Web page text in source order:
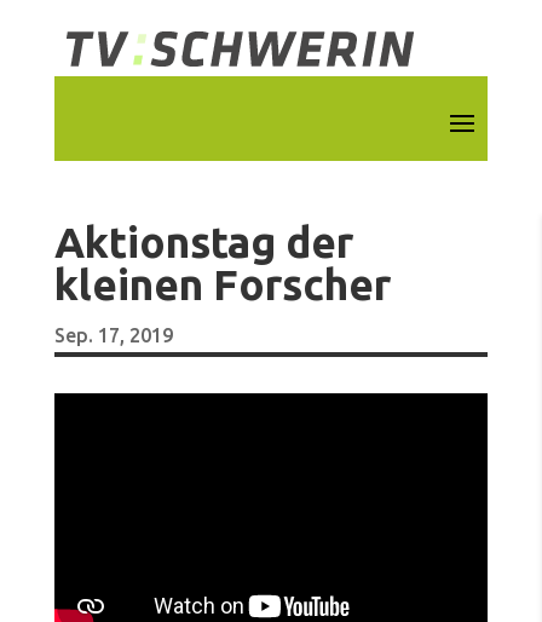
Aktionstag der
kleinen Forscher
Sep. 17, 2019